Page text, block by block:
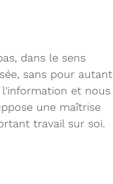
dans le sens
sans pour autant
l'information et nous
une maîtrise
travail sur soi.